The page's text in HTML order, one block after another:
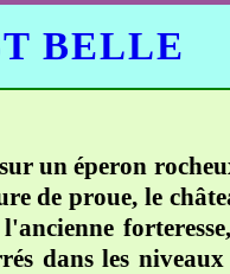
BELLE
un éperon
de proue, le
dans les